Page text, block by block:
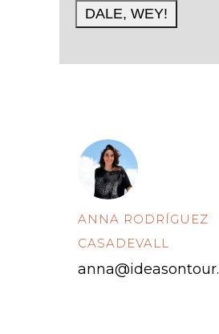
ANNA RODRÍGUEZ
CASADEVALL